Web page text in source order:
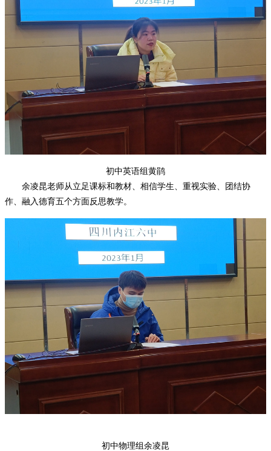
初中英语组黄鹃
余凌昆老师从立足课标和教材、相信学生、重视实验、团结协
作、融入德育五个方面反思教学。
初中物理组余凌昆